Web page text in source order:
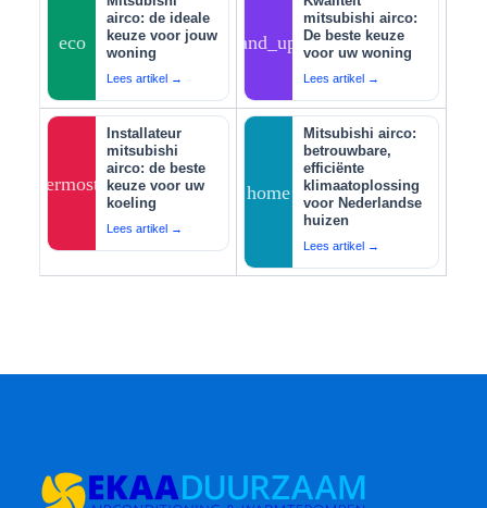
eco
airco: de ideale
keuze voor jouw
woning
Lees artikel →
tips_and_updates
mitsubishi airco:
De beste keuze
voor uw woning
Lees artikel →
thermostat
Installateur
mitsubishi
airco: de beste
keuze voor uw
koeling
Lees artikel →
home
Mitsubishi airco:
betrouwbare,
efficiënte
klimaatoplossing
voor Nederlandse
huizen
Lees artikel →